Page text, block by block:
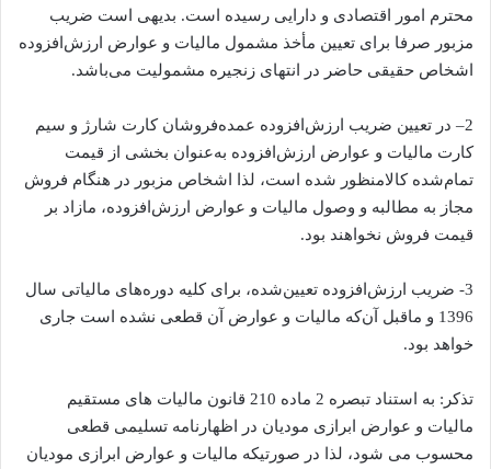
محترم امور اقتصادی و دارایی رسیده است. بدیهی است ضریب
مزبور صرفا برای تعیین مأخذ مشمول مالیات و عوارض ارزش‌افزوده
اشخاص حقیقی حاضر در انتهای زنجیره مشمولیت می‌باشد.
2– در تعیین ضریب ارزش‌افزوده عمده‌فروشان کارت شارژ و سیم
کارت مالیات و عوارض ارزش‌افزوده به‌عنوان بخشی از قیمت
تمام‌شده کالامنظور شده است، لذا اشخاص مزبور در هنگام فروش
مجاز به مطالبه و وصول مالیات و عوارض ارزش‌افزوده، مازاد بر
قیمت فروش نخواهند بود.
3- ضریب ارزش‌افزوده تعیین‌شده، برای کلیه دوره‌های مالیاتی سال
1396 و ماقبل آن‌که مالیات و عوارض آن قطعی نشده است جاری
خواهد بود.
تذکر: به استناد تبصره 2 ماده 210 قانون مالیات های مستقیم
مالیات و عوارض ابرازی مودیان در اظهارنامه تسلیمی قطعی
محسوب می شود، لذا در صورتیکه مالیات و عوارض ابرازی مودیان